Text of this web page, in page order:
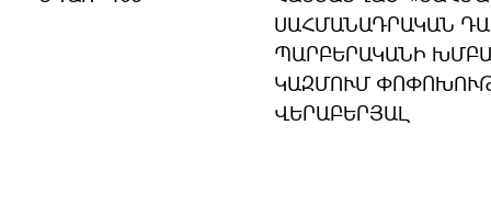
ՍԱՀՄԱՆԱԴՐԱԿԱՆ
ՊԱՐԲԵՐԱԿԱՆԻ
ԿԱԶՄՈՒՄ
ՎԵՐԱԲԵՐՅԱԼ